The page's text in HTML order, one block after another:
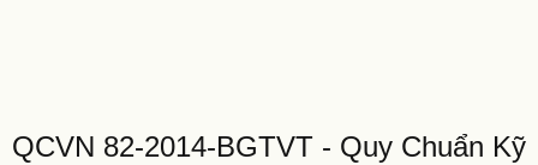
QCVN 82-2014-BGTVT - Quy Chuẩn Kỹ